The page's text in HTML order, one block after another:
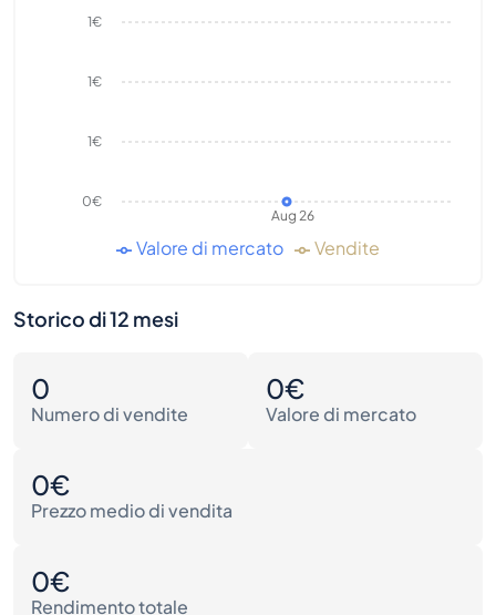
Aug 26
0€
1€
1€
1€
Valore di mercato Vendite
Storico di 12 mesi
0
Numero di vendite
0€
Valore di mercato
0€
Prezzo medio di vendita
0€
Rendimento totale